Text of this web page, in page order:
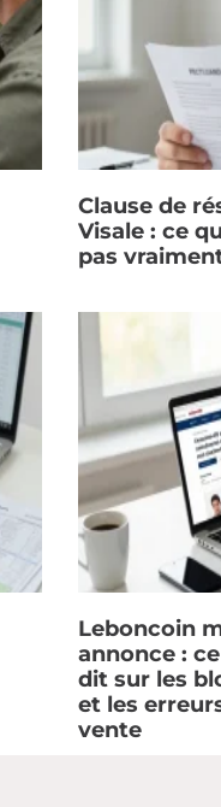
Clause de
Visale : ce
pas
Leboncoin
annonce :
dit sur les
et les
vente